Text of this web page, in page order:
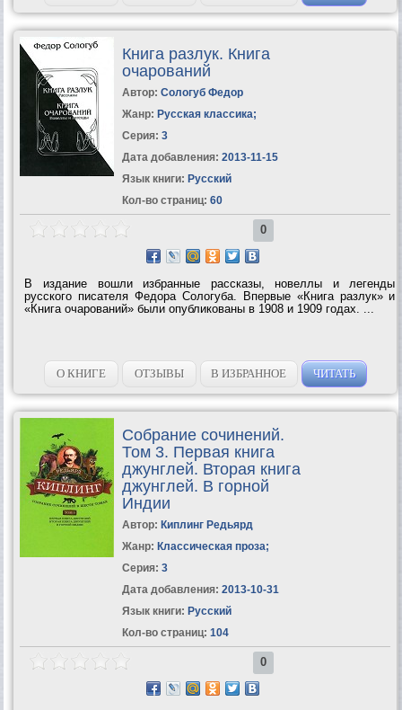
Книга разлук. Книга
очарований
Автор: Сологуб Федор
Жанр: Русская классика;
Серия: 3
Дата добавления: 2013-11-15
Язык книги: Русский
Кол-во страниц: 60
0
В издание вошли избранные рассказы, новеллы и легенды
русского писателя Федора Сологуба. Впервые «Книга разлук» и
«Книга очарований» были опубликованы в 1908 и 1909 годах. ...
О КНИГЕ ОТЗЫВЫ В ИЗБРАННОЕ ЧИТАТЬ
Собрание сочинений.
Том 3. Первая книга
джунглей. Вторая книга
джунглей. В горной
Индии
Автор: Киплинг Редьярд
Жанр: Классическая проза;
Серия: 3
Дата добавления: 2013-10-31
Язык книги: Русский
Кол-во страниц: 104
0